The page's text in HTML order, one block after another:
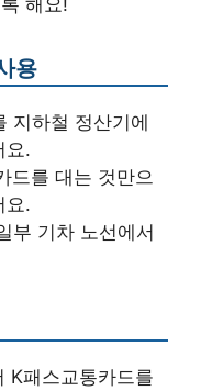
용
지하철 정산기에
요.
드를 대는 것만으
요.
부 기차 노선에서
K패스교통카드를